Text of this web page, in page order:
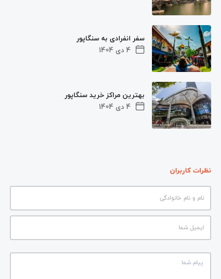
4 دی 1404
سفر انفرادی به سنگاپور
4 دی 1404
بهترین مراکز خرید سنگاپور
نظرات کاربران